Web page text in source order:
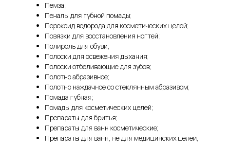
Пемза;
Пеналы для губной помады;
Пероксид водорода для косметических целей;
Повязки для восстановления ногтей;
Полироль для обуви;
Полоски для освежения дыхания;
Полоски отбеливающие для зубов;
Полотно абразивное;
Полотно наждачное со стеклянным абразивом;
Помада губная;
Помады для косметических целей;
Препараты для бритья;
Препараты для ванн косметические;
Препараты для ванн, не для медицинских целей;